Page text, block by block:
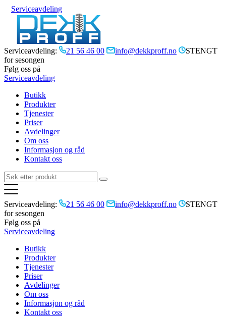
Serviceavdeling
Serviceavdeling: 21 56 46 00 info@dekkproff.no
STENGT
for sesongen
Følg oss på
Serviceavdeling
Butikk
Produkter
Tjenester
Priser
Avdelinger
Om oss
Informasjon og råd
Kontakt oss
Serviceavdeling: 21 56 46 00 info@dekkproff.no
STENGT
for sesongen
Følg oss på
Serviceavdeling
Butikk
Produkter
Tjenester
Priser
Avdelinger
Om oss
Informasjon og råd
Kontakt oss